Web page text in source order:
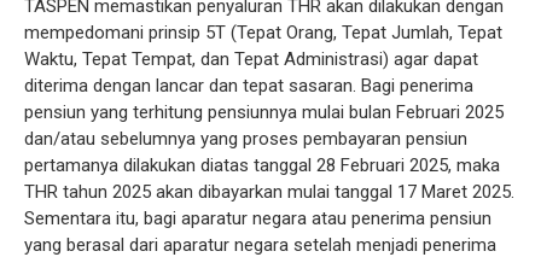
TASPEN memastikan penyaluran THR akan dilakukan dengan
mempedomani prinsip 5T (Tepat Orang, Tepat Jumlah, Tepat
Waktu, Tepat Tempat, dan Tepat Administrasi) agar dapat
diterima dengan lancar dan tepat sasaran. Bagi penerima
pensiun yang terhitung pensiunnya mulai bulan Februari 2025
dan/atau sebelumnya yang proses pembayaran pensiun
pertamanya dilakukan diatas tanggal 28 Februari 2025, maka
THR tahun 2025 akan dibayarkan mulai tanggal 17 Maret 2025.
Sementara itu, bagi aparatur negara atau penerima pensiun
yang berasal dari aparatur negara setelah menjadi penerima